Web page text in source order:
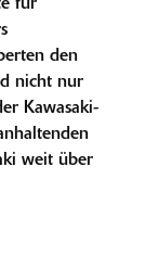
für
den
nicht nur
Kawasaki-
weit über